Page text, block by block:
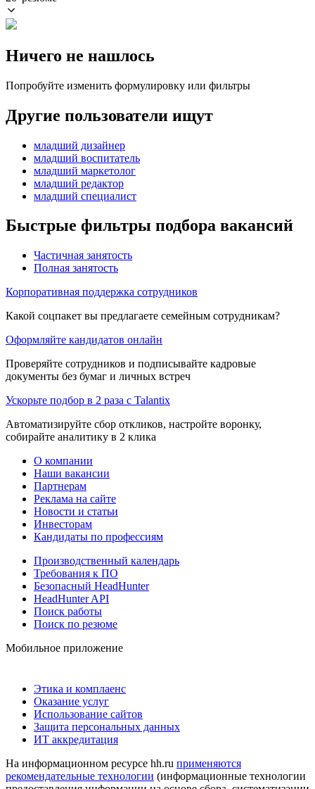
Ничего не нашлось
Попробуйте изменить формулировку или фильтры
Другие пользователи ищут
младший дизайнер
младший воспитатель
младший маркетолог
младший редактор
младший специалист
Быстрые фильтры подбора вакансий
Частичная занятость
Полная занятость
Корпоративная поддержка сотрудников
Какой соцпакет вы предлагаете семейным сотрудникам?
Оформляйте кандидатов онлайн
Проверяйте сотрудников и подписывайте кадровые
документы без бумаг и личных встреч
Ускорьте подбор в 2 раза с Talantix
Автоматизируйте сбор откликов, настройте воронку,
собирайте аналитику в 2 клика
О компании
Наши вакансии
Партнерам
Реклама на сайте
Новости и статьи
Инвесторам
Кандидаты по профессиям
Производственный календарь
Требования к ПО
Безопасный HeadHunter
HeadHunter API
Поиск работы
Поиск по резюме
Мобильное приложение
Этика и комплаенс
Оказание услуг
Использование сайтов
Защита персональных данных
ИТ аккредитация
На информационном ресурсе hh.ru применяются
рекомендательные технологии (информационные технологии